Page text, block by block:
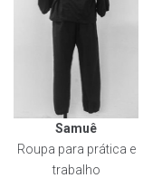
Samuê
Roupa para prática e
trabalho